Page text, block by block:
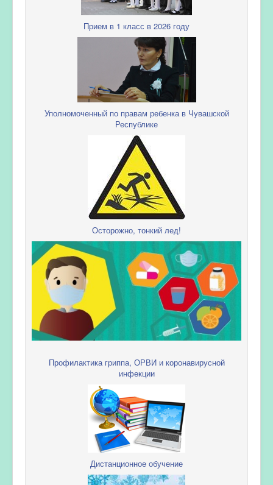
Прием в 1 класс в 2026 году
Уполномоченный по правам ребенка в Чувашской
Республике
Осторожно, тонкий лед!
Профилактика гриппа, ОРВИ и коронавирусной
инфекции
Дистанционное обучение